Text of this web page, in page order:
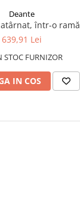
Deante
într-o ramă
639,91 Lei
STOC FURNIZOR
IN COS